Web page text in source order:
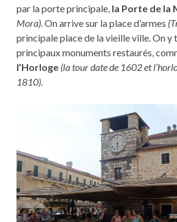
par la porte principale, la Porte de la
Mora). On arrive sur la place d’armes
principale place de la vieille ville. On y
principaux monuments restaurés,
l’Horloge (la tour date de 1602 et
1810).